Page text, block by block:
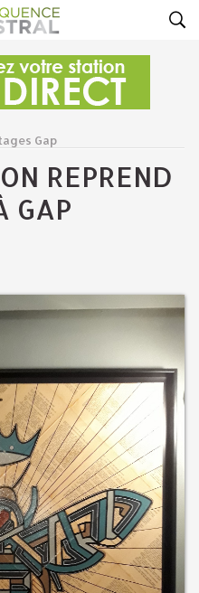
Gap
REPREND
GAP